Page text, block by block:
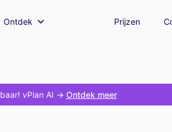
Ontdek Prijzen
vPlan AI -> Ontdek meer